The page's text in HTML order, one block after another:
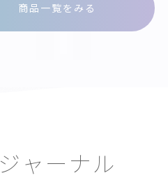
商品一覧をみる
ジャ ーナル